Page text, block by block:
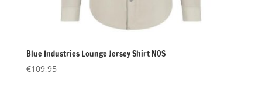
Blue Industries Lounge Jersey Shirt NOS
€109,95